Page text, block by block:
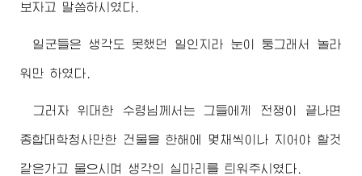
보자고 말씀하시였다.
일군들은 생각도 못했던 일인지라 눈이 둥그래서 놀라
워만 하였다.
그러자위대한 수령님께서 는 그들에게 전쟁이 끝나면
종합대학청사만한 건물을 한해에 몇채씩이나 지어야 할것
같은가고 물으시며 생각의 실마리를 틔워주시였다.